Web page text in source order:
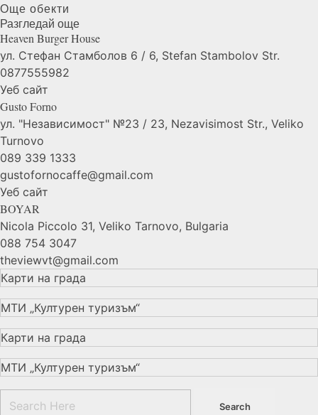
Още обекти
Разгледай още
Heaven BurgerHouse
ул. Стефан Стамболов 6 / 6, Stefan Stambolov Str.
0877555982
Уеб сайт
GustoForno
ул. "Независимост" №23 / 23, Nezavisimost Str., Veliko
Turnovo
089 339 1333
gustofornocaffe@gmail.com
Уеб сайт
BOYAR
Nicola Piccolo 31, Veliko Tarnovo, Bulgaria
088 754 3047
theviewvt@gmail.com
Карти на града
МТИ „Културен туризъм“
Карти на града
МТИ „Културен туризъм“